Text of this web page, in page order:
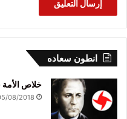
انطون سعاده
خلاص الأمة
08/2018